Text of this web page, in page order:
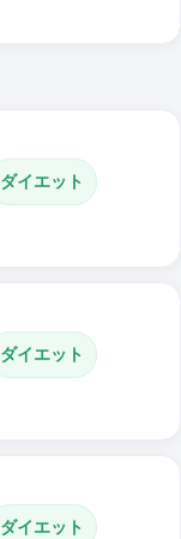
ダイエット
ダイエット
ダイエット